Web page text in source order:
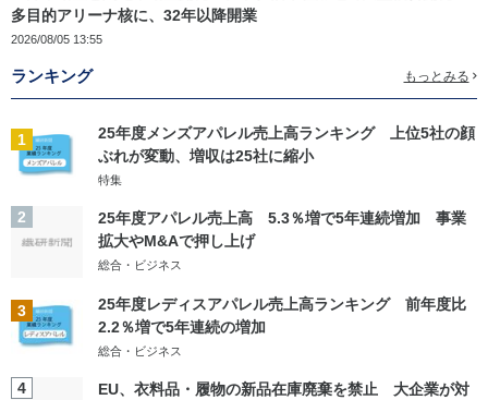
多目的アリーナ核に、32年以降開業
2026/08/05 13:55
ランキング もっとみる
1
25年度メンズアパレル売上高ランキング 上位5社の顔
ぶれが変動、増収は25社に縮小
特集
2
25年度アパレル売上高 5.3％増で5年連続増加 事業
拡大やM&Aで押し上げ
総合・ビジネス
3
25年度レディスアパレル売上高ランキング 前年度比
2.2％増で5年連続の増加
総合・ビジネス
4
EU、衣料品・履物の新品在庫廃棄を禁止 大企業が対